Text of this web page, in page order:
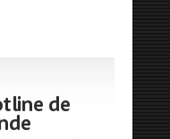
de